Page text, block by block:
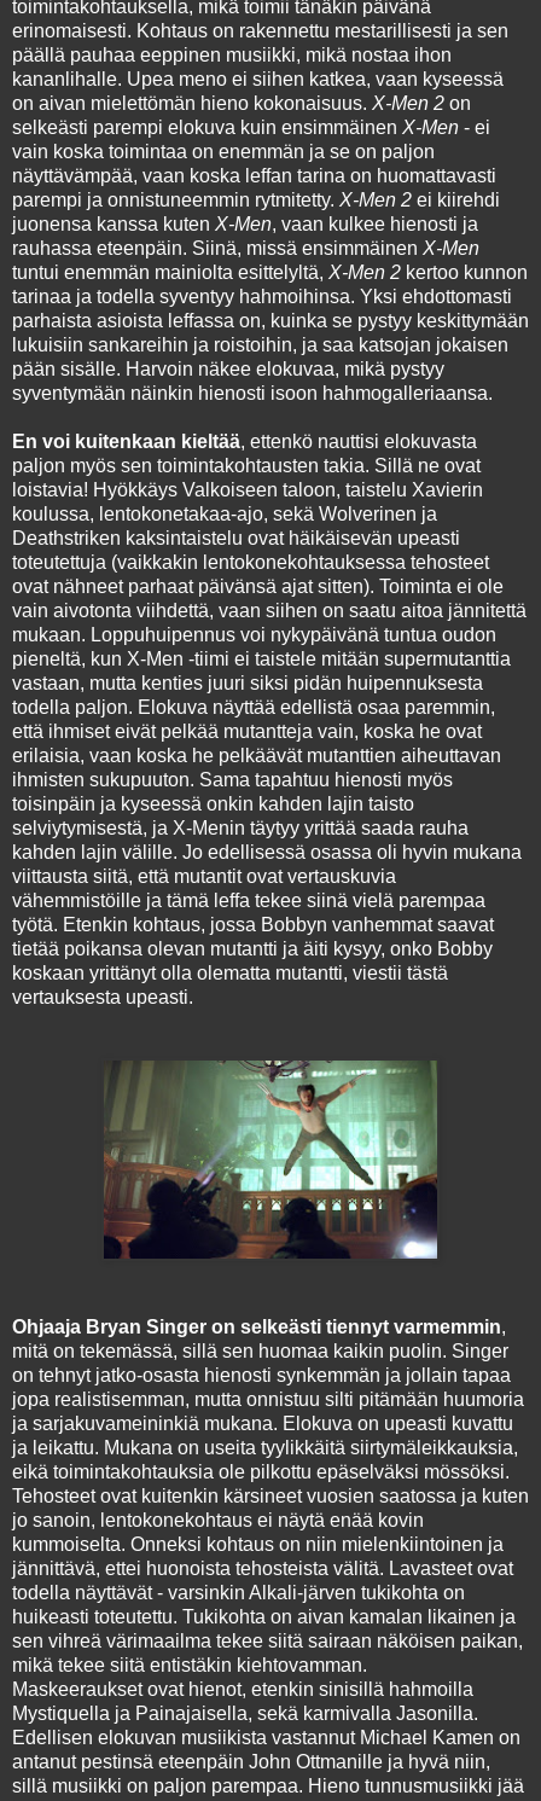
toimintakohtauksella, mikä toimii tänäkin päivänä
erinomaisesti. Kohtaus on rakennettu mestarillisesti ja sen
päällä pauhaa eeppinen musiikki, mikä nostaa ihon
kananlihalle. Upea meno ei siihen katkea, vaan kyseessä
on aivan mielettömän hieno kokonaisuus. X-Men 2 on
selkeästi parempi elokuva kuin ensimmäinen X-Men - ei
vain koska toimintaa on enemmän ja se on paljon
näyttävämpää, vaan koska leffan tarina on huomattavasti
parempi ja onnistuneemmin rytmitetty. X-Men 2 ei kiirehdi
juonensa kanssa kuten X-Men, vaan kulkee hienosti ja
rauhassa eteenpäin. Siinä, missä ensimmäinen X-Men
tuntui enemmän mainiolta esittelyltä, X-Men 2 kertoo kunnon
tarinaa ja todella syventyy hahmoihinsa. Yksi ehdottomasti
parhaista asioista leffassa on, kuinka se pystyy keskittymään
lukuisiin sankareihin ja roistoihin, ja saa katsojan jokaisen
pään sisälle. Harvoin näkee elokuvaa, mikä pystyy
syventymään näinkin hienosti isoon hahmogalleriaansa.
En voi kuitenkaan kieltää, ettenkö nauttisi elokuvasta
paljon myös sen toimintakohtausten takia. Sillä ne ovat
loistavia! Hyökkäys Valkoiseen taloon, taistelu Xavierin
koulussa, lentokonetakaa-ajo, sekä Wolverinen ja
Deathstriken kaksintaistelu ovat häikäisevän upeasti
toteutettuja (vaikkakin lentokonekohtauksessa tehosteet
ovat nähneet parhaat päivänsä ajat sitten). Toiminta ei ole
vain aivotonta viihdettä, vaan siihen on saatu aitoa jännitettä
mukaan. Loppuhuipennus voi nykypäivänä tuntua oudon
pieneltä, kun X-Men -tiimi ei taistele mitään supermutanttia
vastaan, mutta kenties juuri siksi pidän huipennuksesta
todella paljon. Elokuva näyttää edellistä osaa paremmin,
että ihmiset eivät pelkää mutantteja vain, koska he ovat
erilaisia, vaan koska he pelkäävät mutanttien aiheuttavan
ihmisten sukupuuton. Sama tapahtuu hienosti myös
toisinpäin ja kyseessä onkin kahden lajin taisto
selviytymisestä, ja X-Menin täytyy yrittää saada rauha
kahden lajin välille. Jo edellisessä osassa oli hyvin mukana
viittausta siitä, että mutantit ovat vertauskuvia
vähemmistöille ja tämä leffa tekee siinä vielä parempaa
työtä. Etenkin kohtaus, jossa Bobbyn vanhemmat saavat
tietää poikansa olevan mutantti ja äiti kysyy, onko Bobby
koskaan yrittänyt olla olematta mutantti, viestii tästä
vertauksesta upeasti.
Ohjaaja Bryan Singer on selkeästi tiennyt varmemmin,
mitä on tekemässä, sillä sen huomaa kaikin puolin. Singer
on tehnyt jatko-osasta hienosti synkemmän ja jollain tapaa
jopa realistisemman, mutta onnistuu silti pitämään huumoria
ja sarjakuvameininkiä mukana. Elokuva on upeasti kuvattu
ja leikattu. Mukana on useita tyylikkäitä siirtymäleikkauksia,
eikä toimintakohtauksia ole pilkottu epäselväksi mössöksi.
Tehosteet ovat kuitenkin kärsineet vuosien saatossa ja kuten
jo sanoin, lentokonekohtaus ei näytä enää kovin
kummoiselta. Onneksi kohtaus on niin mielenkiintoinen ja
jännittävä, ettei huonoista tehosteista välitä. Lavasteet ovat
todella näyttävät - varsinkin Alkali-järven tukikohta on
huikeasti toteutettu. Tukikohta on aivan kamalan likainen ja
sen vihreä värimaailma tekee siitä sairaan näköisen paikan,
mikä tekee siitä entistäkin kiehtovamman.
Maskeeraukset ovat hienot, etenkin sinisillä hahmoilla
Mystiquella ja Painajaisella, sekä karmivalla Jasonilla.
Edellisen elokuvan musiikista vastannut Michael Kamen on
antanut pestinsä eteenpäin John Ottmanille ja hyvä niin,
sillä musiikki on paljon parempaa. Hieno tunnusmusiikki jää